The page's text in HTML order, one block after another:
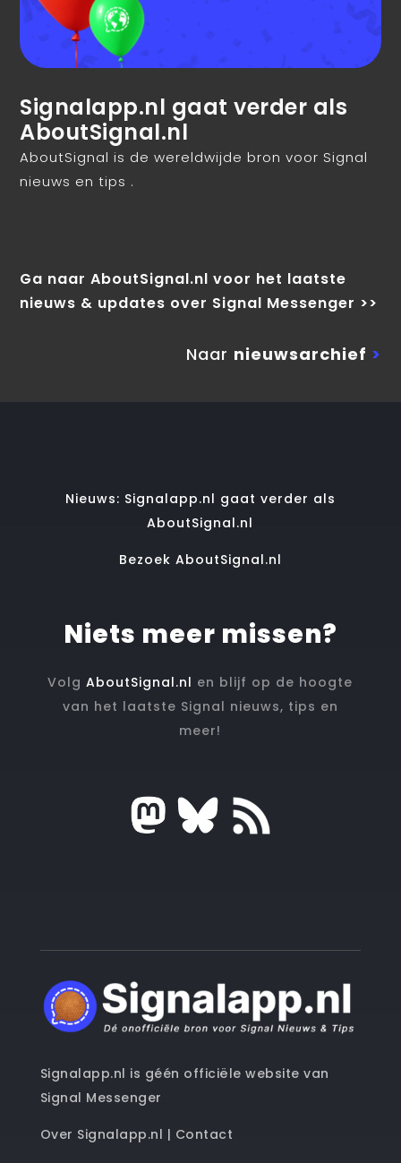
Signalapp.nl gaat verder als
AboutSignal.nl
AboutSignal is de wereldwijde bron voor Signal
nieuws en tips .
Ga naar AboutSignal.nl voor het laatste
nieuws & updates over Signal Messenger >>
Naar nieuwsarchief >
Nieuws: Signalapp.nl gaat verder als
AboutSignal.nl
Bezoek AboutSignal.nl
Niets meer missen?
VolgAboutSignal.nl en blijf op de hoogte
van het laatste Signal nieuws, tips en
meer!
Signalapp.nl is géén officiële website van
Signal Messenger
Over Signalapp.nl | Contact